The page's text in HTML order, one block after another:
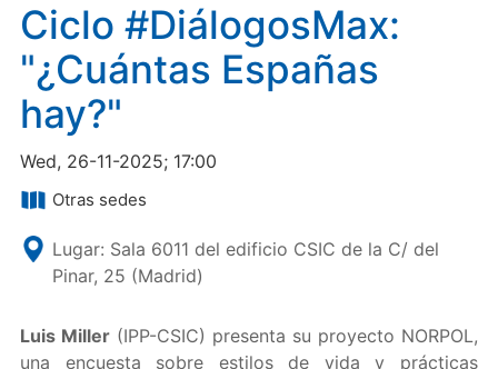
Ciclo #DiálogosMax:
"¿Cuántas Españas
hay?"
Wed, 26-11-2025; 17:00
Otras sedes
Lugar: Sala 6011 del edificio CSIC de la C/ del
Pinar, 25 (Madrid)
Luis Miller(IPP-CSIC) presenta su proyecto NORPOL,
una encuesta sobre estilos de vida y prácticas